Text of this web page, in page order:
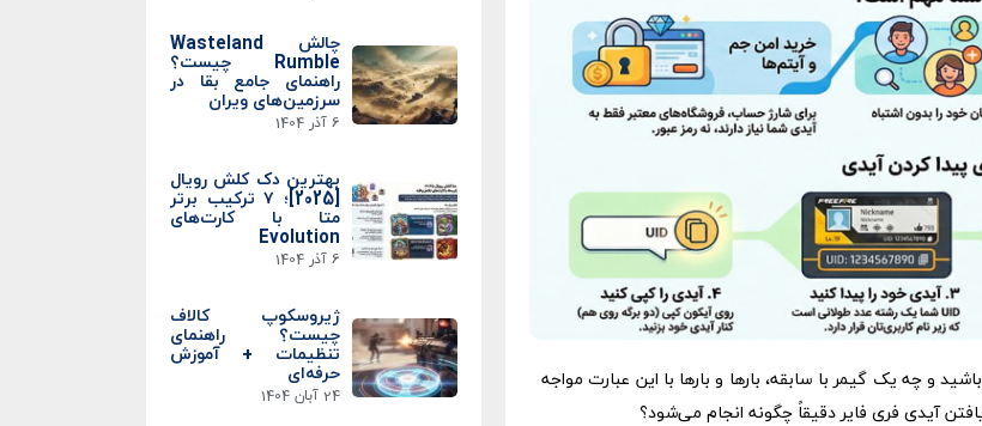
چه یک بازیکن تازه‌کار در دنیای هیجان‌انگیز Garena Free Fire باشید و چه یک گیمر با سابقه، بارها و بارها با این عبارت مواجه
چالش Wasteland
Rumble چیست؟
راهنمای جامع بقا در
سرزمین‌های ویران
6 آذر 1404
بهترین دک کلش رویال
[2025]؛ ۷ ترکیب برتر
متا با کارت‌های
Evolution
6 آذر 1404
ژیروسکوپ کالاف
چیست؟ راهنمای
تنظیمات + آموزش
حرفه‌ای
24 آبان 1404